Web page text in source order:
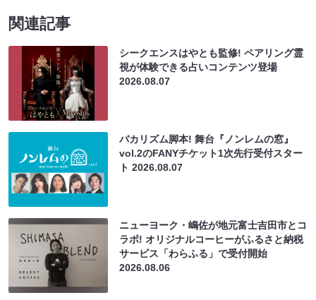
関連記事
シークエンスはやとも監修! ペアリング霊
視が体験できる占いコンテンツ登場
2026.08.07
バカリズム脚本! 舞台『ノンレムの窓』
vol.2のFANYチケット1次先行受付スター
ト2026.08.07
ニューヨーク・嶋佐が地元富士吉田市とコ
ラボ! オリジナルコーヒーがふるさと納税
サービス「わらふる」で受付開始
2026.08.06